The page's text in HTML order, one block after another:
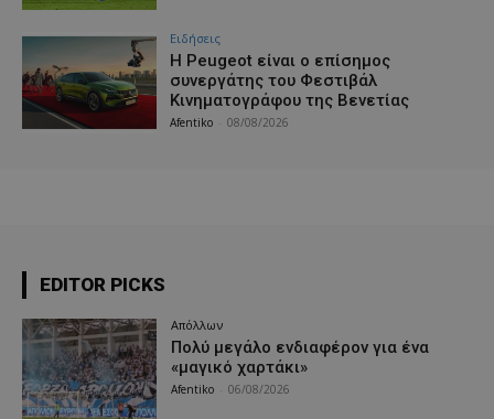
Ειδήσεις
Η Peugeot είναι ο επίσημος
συνεργάτης του Φεστιβάλ
Κινηματογράφου της Βενετίας
Afentiko 08/08/2026
EDITOR PICKS
Απόλλων
Πολύ μεγάλο ενδιαφέρον για ένα
«μαγικό χαρτάκι»
Afentiko 06/08/2026